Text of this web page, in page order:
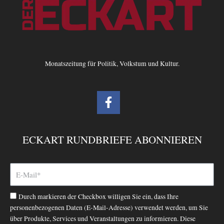
Monatszeitung für Politik, Volkstum und Kultur.
F
a
c
b
o
-
f
ECKART RUNDBRIEFE ABONNIEREN
Durch markieren der Checkbox willigen Sie ein, dass Ihre
personenbezogenen Daten (E-Mail-Adresse) verwendet werden, um Sie
über Produkte, Services und Veranstaltungen zu informieren. Diese